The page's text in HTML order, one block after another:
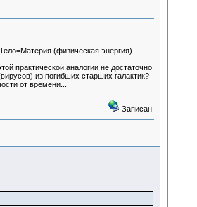
(физическая энергия).
практической аналогии не достаточно
из погибших старших галактик?
от времени...
Записан